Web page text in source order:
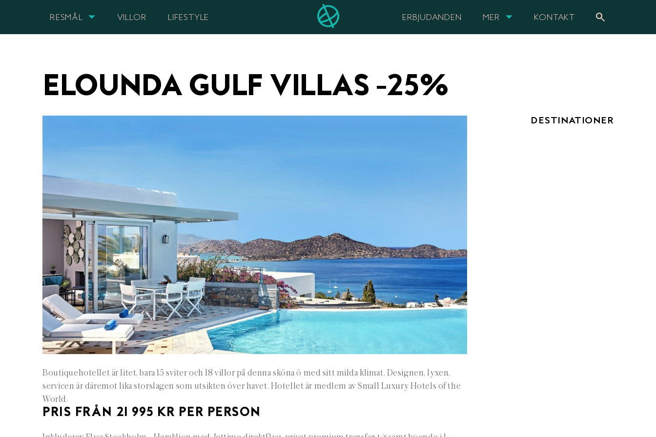
RESMÅL VILLOR LIFESTYLE ERBJUDANDEN MER KONTAKT search
ELOUNDA GULF VILLAS -25%
Boutiquehotellet är litet, bara 15 sviter och 18 villor på denna sköna ö med sitt milda klimat. Designen, lyxen,
servicen är däremot lika storslagen som utsikten över havet. Hotellet är medlem av Small Luxury Hotels of the
World.
PRIS FRÅN 21 995 KR PER PERSON
DESTINATIONER